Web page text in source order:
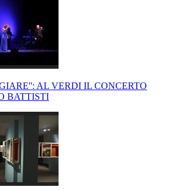
AL VERDI IL CONCERTO
BATTISTI